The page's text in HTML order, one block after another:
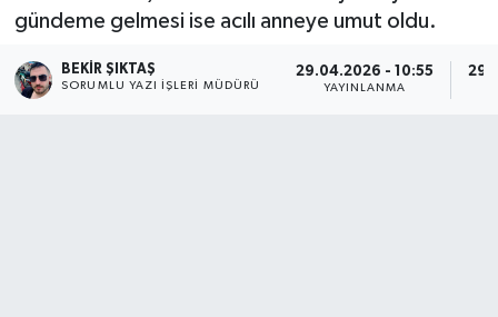
gündeme gelmesi ise acılı anneye umut oldu.
BEKIR ŞIKTAŞ
SORUMLU YAZI İŞLERI MÜDÜRÜ
29.04.2026 - 10:55
YAYINLANMA